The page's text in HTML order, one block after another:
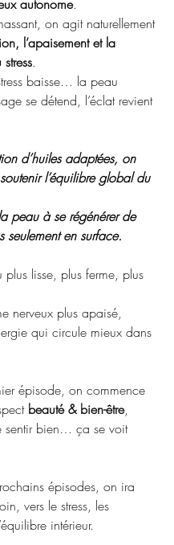
autonome.
on agit naturellement
l’apaisement et la
.
baisse… la peau
se détend, l’éclat revient
d’huiles adaptées, on
l’équilibre global du
peau à se régénérer de
seulement en surface.
lisse, plus ferme, plus
nerveux plus apaisé,
qui circule mieux dans
épisode, on commence
beauté & bien-être,
sentir bien… ça se voit
épisodes, on ira
vers le stress, les
intérieur.